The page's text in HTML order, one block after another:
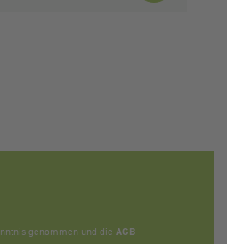
genommen und die AGB